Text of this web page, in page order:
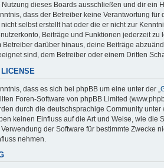
dieses Boards ausschließen und dir ein
dass der Betreiber keine Verantwortung für
selbst erstellt hat oder die er nicht zur
Beiträge und Funktionen jederzeit zu
Betreiber darüber hinaus, deine Beiträge
sind, dem Betreiber oder einem Dritten
dass es sich bei phpBB um eine unter der „
Foren-Software von phpBB Limited
durch die deutschsprachige Community unter
keinen Einfluss auf die Art und Weise, wie die
der Software für bestimmte Zwecke
nehmen.